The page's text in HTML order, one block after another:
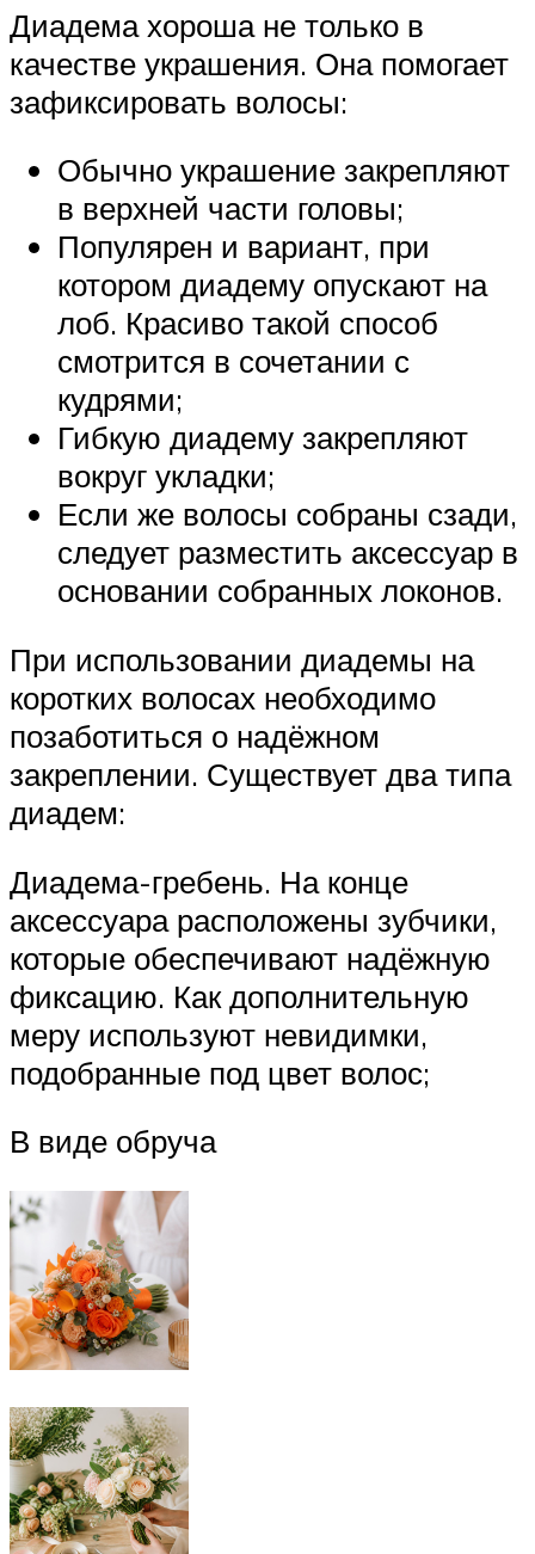
Диадема хороша не только в
качестве украшения. Она помогает
зафиксировать волосы:
Обычно украшение закрепляют
в верхней части головы;
Популярен и вариант, при
котором диадему опускают на
лоб. Красиво такой способ
смотрится в сочетании с
кудрями;
Гибкую диадему закрепляют
вокруг укладки;
Если же волосы собраны сзади,
следует разместить аксессуар в
основании собранных локонов.
При использовании диадемы на
коротких волосах необходимо
позаботиться о надёжном
закреплении. Существует два типа
диадем:
Диадема-гребень. На конце
аксессуара расположены зубчики,
которые обеспечивают надёжную
фиксацию. Как дополнительную
меру используют невидимки,
подобранные под цвет волос;
В виде обруча